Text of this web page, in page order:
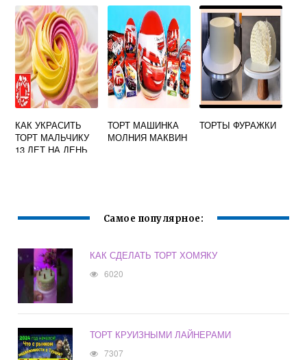
КАК УКРАСИТЬ
ТОРТ МАЛЬЧИКУ
13 ЛЕТ НА ДЕНЬ
ТОРТ МАШИНКА
МОЛНИЯ МАКВИН
ТОРТЫ ФУРАЖКИ
Самое популярное:
КАК СДЕЛАТЬ ТОРТ ХОМЯКУ
6020
ТОРТ КРУИЗНЫМИ ЛАЙНЕРАМИ
7307